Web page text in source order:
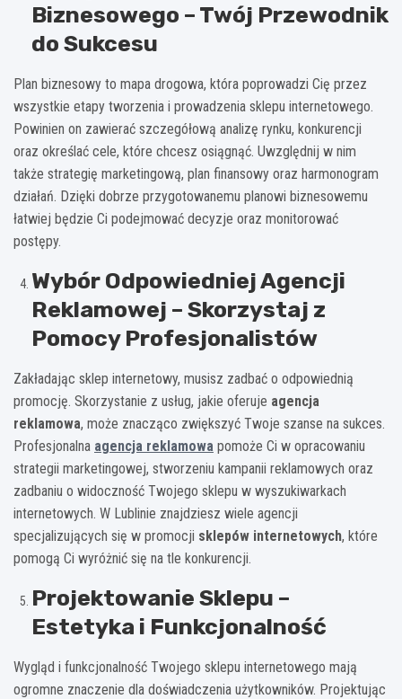
Biznesowego – Twój Przewodnik
do Sukcesu
Plan biznesowy to mapa drogowa, która poprowadzi Cię przez
wszystkie etapy tworzenia i prowadzenia sklepu internetowego.
Powinien on zawierać szczegółową analizę rynku, konkurencji
oraz określać cele, które chcesz osiągnąć. Uwzględnij w nim
także strategię marketingową, plan finansowy oraz harmonogram
działań. Dzięki dobrze przygotowanemu planowi biznesowemu
łatwiej będzie Ci podejmować decyzje oraz monitorować
postępy.
Wybór Odpowiedniej Agencji
Reklamowej – Skorzystaj z
Pomocy Profesjonalistów
Zakładając sklep internetowy, musisz zadbać o odpowiednią
promocję. Skorzystanie z usług, jakie oferuje agencja
reklamowa, może znacząco zwiększyć Twoje szanse na sukces.
Profesjonalna agencja reklamowa pomoże Ci w opracowaniu
strategii marketingowej, stworzeniu kampanii reklamowych oraz
zadbaniu o widoczność Twojego sklepu w wyszukiwarkach
internetowych. W Lublinie znajdziesz wiele agencji
specjalizujących się w promocji sklepów internetowych, które
pomogą Ci wyróżnić się na tle konkurencji.
Projektowanie Sklepu –
Estetyka i Funkcjonalność
Wygląd i funkcjonalność Twojego sklepu internetowego mają
ogromne znaczenie dla doświadczenia użytkowników. Projektując